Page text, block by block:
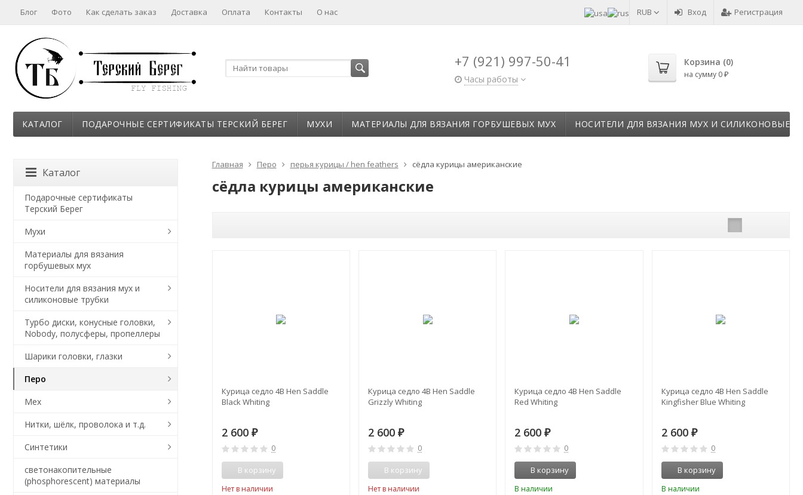
RUB Вход Регистрация
Блог Фото Как сделать заказ Доставка Оплата Контакты О нас
+7 (921) 997-50-41
Часы работы
Корзина (0)
на сумму 0 ₽
КАТАЛОГ ПОДАРОЧНЫЕ СЕРТИФИКАТЫ ТЕРСКИЙ БЕРЕГ МУХИ МАТЕРИАЛЫ ДЛЯ ВЯЗАНИЯ ГОРБУШЕВЫХ МУХ НОСИТЕЛИ ДЛЯ ВЯЗАНИЯ МУХ И СИЛИКОНОВЫЕ
Главная Перо перья курицы / hen feathers сёдла курицы американские
сёдла курицы американские
Курица седло 4B Hen Saddle
Black Whiting
2 600 ₽
0
В корзину
Нет в наличии
Курица седло 4B Hen Saddle
Grizzly Whiting
2 600 ₽
0
В корзину
Нет в наличии
Курица седло 4B Hen Saddle
Red Whiting
2 600₽
0
В корзину
В наличии
Курица седло 4B Hen Saddle
Kingfisher Blue Whiting
2 600 ₽
0
В корзину
В наличии
Каталог
Подарочные сертификаты
Терский Берег
Мухи
Материалы для вязания
горбушевых мух
Носители для вязания мух и
силиконовые трубки
Турбо диски, конусные головки,
Nobody, полусферы, пропеллеры
Шарики головки, глазки
Перо
Мех
Нитки, шёлк, проволока и т.д.
Синтетики
светонакопительные
(phosphorescent) материалы